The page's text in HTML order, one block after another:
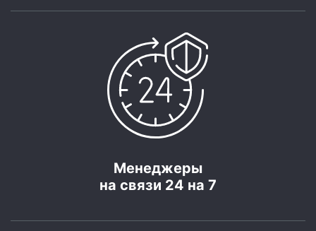
Менеджеры
на связи 24 на 7